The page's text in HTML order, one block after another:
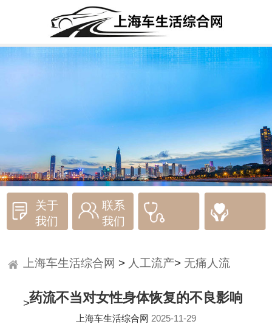
关于
我们
联系
我们
上海车生活综合网 > 人工流产> 无痛人流
>药流不当对女性身体恢复的不良影响
上海车生活综合网 2025-11-29